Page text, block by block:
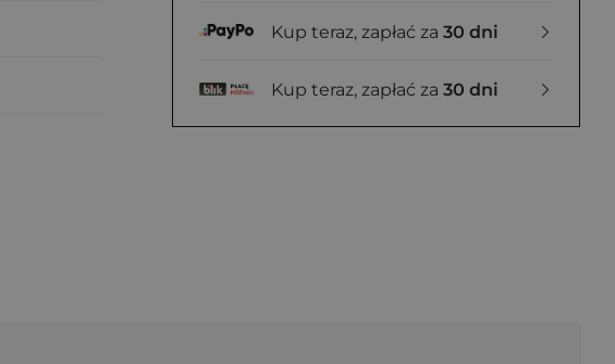
Kup teraz, zapłać za 30 dni
Kup teraz, zapłać za 30 dni